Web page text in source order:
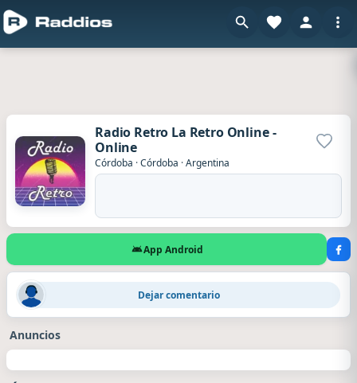
Radio Retro La Retro Online -
Online
Córdoba ·Córdoba ·Argentina
App Android
Hace 18 horas
un cuartetazo un FernetDejar comentario
Anuncios